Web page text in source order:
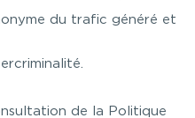
du trafic généré et
de la Politique